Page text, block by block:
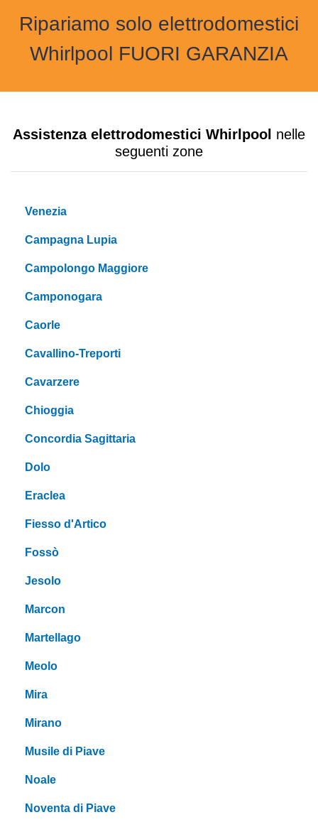
Ripariamo solo elettrodomestici
Whirlpool FUORI GARANZIA
Assistenza elettrodomestici Whirlpool nelle
seguenti zone
Venezia
Campagna Lupia
Campolongo Maggiore
Camponogara
Caorle
Cavallino-Treporti
Cavarzere
Chioggia
Concordia Sagittaria
Dolo
Eraclea
Fiesso d'Artico
Fossò
Jesolo
Marcon
Martellago
Meolo
Mira
Mirano
Musile di Piave
Noale
Noventa di Piave